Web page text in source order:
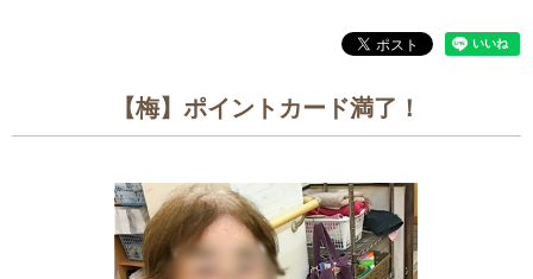
【梅】ポイントカード満了！